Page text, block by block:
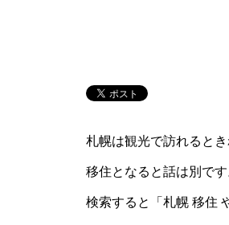
札幌は観光で訪れると
移住となると話は別です
検索すると「札幌 移住